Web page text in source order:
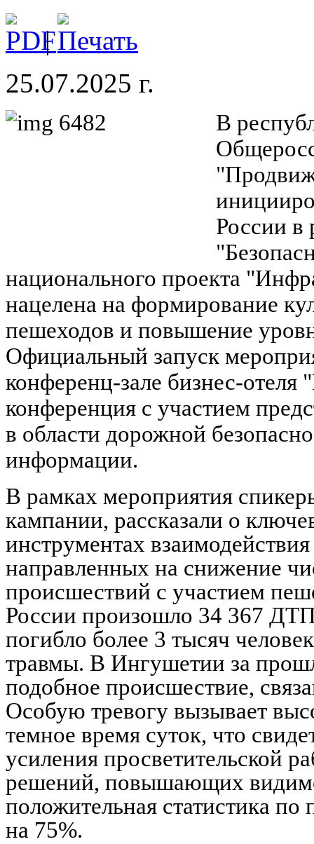
|
25.07.2025 г.
В
России в
национального проекта
нацелена на формирование
пешеходов и повышение
Официальный запуск
конференц-зале бизнес-
конференция с участием
в области дорожной
информации.
В рамках мероприятия
кампании, рассказали о
инструментах
направленных на снижение
происшествий с участием
России произошло 34 367
погибло более 3 тысяч
травмы. В Ингушетии за
подобное происшествие,
Особую тревогу вызывает
темное время суток, что
усиления просветительской
решений, повышающих
положительная статистика
на 75%.